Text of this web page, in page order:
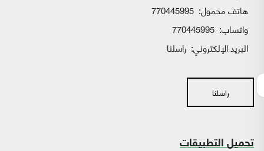
هاتف محمول: 770445995
واتساب:
البريد الإلكتروني: راسلنا
راسلنا
تحميل التطبيقات